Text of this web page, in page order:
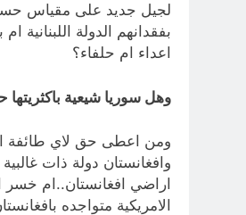
لجيل جديد على مقياس حسن
بفقدانهم الدولة
اعداء ام حلفاء؟
وهل سوريا شيعية
ومن اعطى حق لاي طائفة
وافغانستان دولة ذات
اراضي افغانستان..ام خسر
الامريكية متواجده